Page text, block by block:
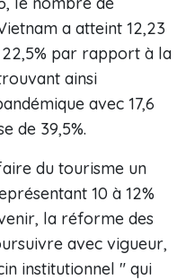
a atteint 12,23
par rapport à la
ainsi
avec 17,6
de 39,5%.
du tourisme un
10 à 12%
la réforme des
avec vigueur,
institutionnel " qui